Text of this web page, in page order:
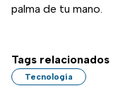
palma de tu mano.
Tags relacionados
Tecnología